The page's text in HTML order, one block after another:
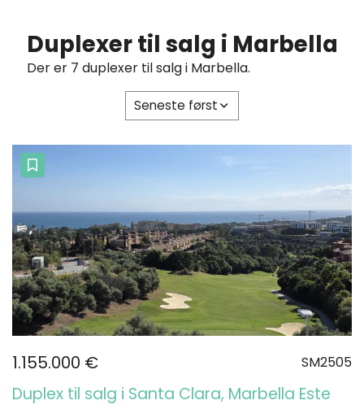
Duplexer til salg i Marbella
Der er 7 duplexer til salg i Marbella.
Seneste først
1.155.000 € SM2505
Duplex til salg i Santa Clara, Marbella Este